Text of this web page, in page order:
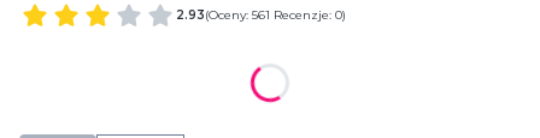
2.93(Oceny: 561 Recenzje: 0)